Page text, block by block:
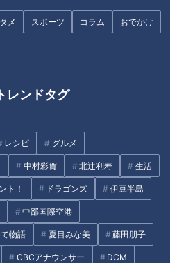
メ スポーツ コラム おでかけ
トレンドタグ
レシピ グルメ
中村彩賀 北辻利寿 生活
ト！ ドラゴンズ 伊豆半島
中部国際空港
物語 夏目みな美 藤田朋子
CBCアナウンサー DCM
東海地方のソウルフード「スガ
キヤ」の新業態！？本格パンチ
「来店客の9割以上が注文す
る」岐阜・多治見市で人気の
「漢方ラーメン」とは？香ばし
く焼きあげる“極上うなぎ”も調
査